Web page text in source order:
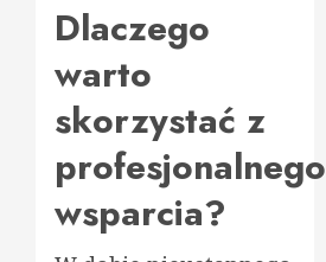
Dlaczego
warto
skorzystać z
profesjonalnego
wsparcia?